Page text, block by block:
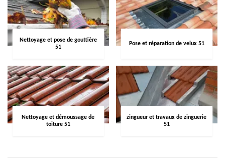
Nettoyage et pose de gouttière
51
Pose et réparation de velux 51
Nettoyage et démoussage de
toiture 51
zingueur et travaux de zinguerie
51